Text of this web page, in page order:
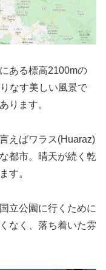
ある標高2100mの
なす美しい風景で
ります。
えばワラス(Huaraz)
都市。晴天が続く乾
す。
立公園に行くために
なく、落ち着いた雰